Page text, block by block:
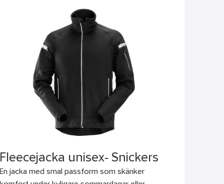
unisex- Snickers
jacka med smal passform som skänker